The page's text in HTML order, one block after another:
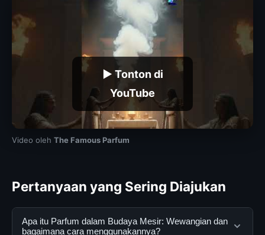
▶ Tonton di
YouTube
Video oleh The Famous Parfum
Pertanyaan yang Sering Diajukan
Apa itu Parfum dalam Budaya Mesir: Wewangian dan
bagaimana cara menggunakannya?